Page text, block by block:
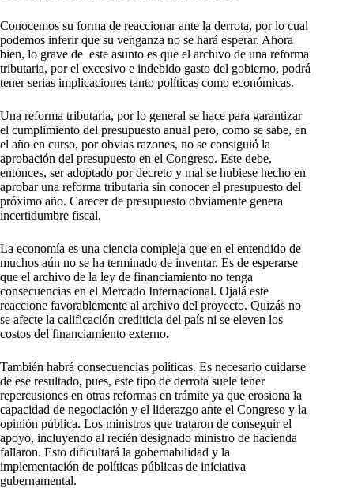
Conocemos su forma de reaccionar ante la derrota, por lo cual
podemos inferir que su venganza no se hará esperar. Ahora
bien, lo grave de este asunto es que el archivo de una reforma
tributaria, por el excesivo e indebido gasto del gobierno, podrá
tener serias implicaciones tanto políticas como económicas.
Una reforma tributaria, por lo general se hace para garantizar
el cumplimiento del presupuesto anual pero, como se sabe, en
el año en curso, por obvias razones, no se consiguió la
aprobación del presupuesto en el Congreso. Este debe,
entonces, ser adoptado por decreto y mal se hubiese hecho en
aprobar una reforma tributaria sin conocer el presupuesto del
próximo año. Carecer de presupuesto obviamente genera
incertidumbre fiscal.
La economía es una ciencia compleja que en el entendido de
muchos aún no se ha terminado de inventar. Es de esperarse
que el archivo de la ley de financiamiento no tenga
consecuencias en el Mercado Internacional. Ojalá este
reaccione favorablemente al archivo del proyecto. Quizás no
se afecte la calificación crediticia del país ni se eleven los
costos del financiamiento externo.
También habrá consecuencias políticas. Es necesario cuidarse
de ese resultado, pues, este tipo de derrota suele tener
repercusiones en otras reformas en trámite ya que erosiona la
capacidad de negociación y el liderazgo ante el Congreso y la
opinión pública. Los ministros que trataron de conseguir el
apoyo, incluyendo al recién designado ministro de hacienda
fallaron. Esto dificultará la gobernabilidad y la
implementación de políticas públicas de iniciativa
gubernamental.